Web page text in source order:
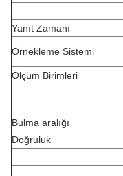
Yanıt Zamanı
Örnekleme Sistemi
Ölçüm Birimleri
Bulma aralığı
Doğruluk